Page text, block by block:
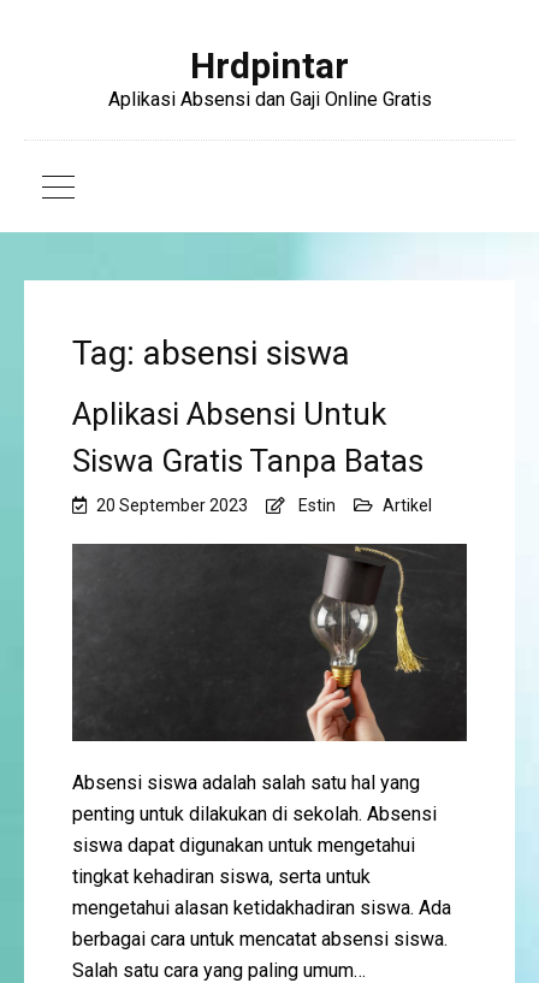
Hrdpintar
Aplikasi Absensi dan Gaji Online Gratis
Tag: absensi siswa
Aplikasi Absensi Untuk
Siswa Gratis Tanpa Batas
20 September 2023 Estin Artikel
Absensi siswa adalah salah satu hal yang
penting untuk dilakukan di sekolah. Absensi
siswa dapat digunakan untuk mengetahui
tingkat kehadiran siswa, serta untuk
mengetahui alasan ketidakhadiran siswa. Ada
berbagai cara untuk mencatat absensi siswa.
Salah satu cara yang paling umum…